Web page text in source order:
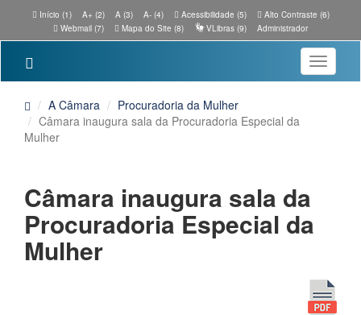
Início (1) A+ (2) A (3) A- (4) Acessibilidade (5)
Alto Contraste (6)
Webmail (7)
Mapa do Site (8) VLibras (9) Administrador
Toggle
A Câmara
Procuradoria da Mulher
Câmara inaugura sala da Procuradoria Especial da
Mulher
Câmara inaugura sala da
Procuradoria Especial da
Mulher